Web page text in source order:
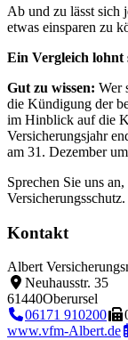
Ab und zu lässt sich
etwas einsparen zu
Ein Vergleich lohnt
Gut zu wissen: Wer
die Kündigung der
im Hinblick auf die
Versicherungsjahr
am 31. Dezember
Sprechen Sie uns
Versicherungsschutz.
Kontakt
Albert
Neuhausstr. 35
61440Oberursel
06171 910200
www.vfm-Albert.de